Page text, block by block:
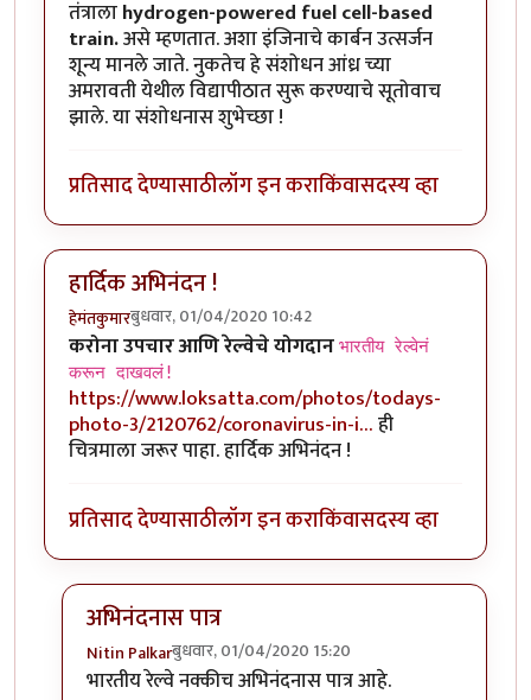
तंत्रालाhydrogen-powered fuel cell-based
train.असे म्हणतात. अशा इंजिनाचे कार्बन उत्सर्जन
शून्य मानले जाते. नुकतेच हे संशोधन आंध्र च्या
अमरावती येथील विद्यापीठात सुरू करण्याचे सूतोवाच
झाले. या संशोधनास शुभेच्छा !
प्रतिसाद देण्यासाठीलॉग इन कराकिंवासदस्य व्हा
हार्दिक अभिनंदन !
हेमंतकुमारबुधवार, 01/04/2020 10:42
करोना उपचार आणि रेल्वेचे योगदान भारतीय रेल्वेनं
करून दाखवलं!
https://www.loksatta.com/photos/todays-
photo-3/2120762/coronavirus-in-i…ही
चित्रमाला जरूर पाहा. हार्दिक अभिनंदन !
प्रतिसाद देण्यासाठीलॉग इन कराकिंवासदस्य व्हा
अभिनंदनास पात्र
Nitin Palkarबुधवार, 01/04/2020 15:20
In reply toहार्दिक अभिनंदन !byहेमंतकुमार
भारतीय रेल्वे नक्कीच अभिनंदनास पात्र आहे.